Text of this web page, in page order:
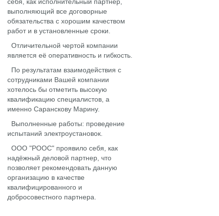
выполняющий все договорные
обязательства с хорошим качеством
работ и в установленные сроки.
Отличительной чертой компании
является её оперативность и гибкость.
По результатам взаимодействия с
сотрудниками Вашей компании
хотелось бы отметить высокую
квалификацию специалистов, а
именно Саранскову Марину.
Выполненные работы: проведение
испытаний электроустановок.
ООО "РООС" проявило себя, как
надёжный деловой партнер, что
позволяет рекомендовать данную
организацию в качестве
квалифицированного и
добросовестного партнера.